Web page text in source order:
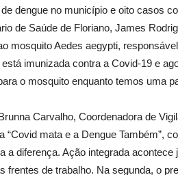
dengue no município e oito casos
de Saúde de Floriano, James
mosquito Aedes aegypti,
imunizada contra a Covid-19 e
o mosquito enquanto temos uma
Carvalho, Coordenadora de
“Covid mata e a Dengue Também”,
a diferença. Ação integrada
frentes de trabalho. Na segunda, o